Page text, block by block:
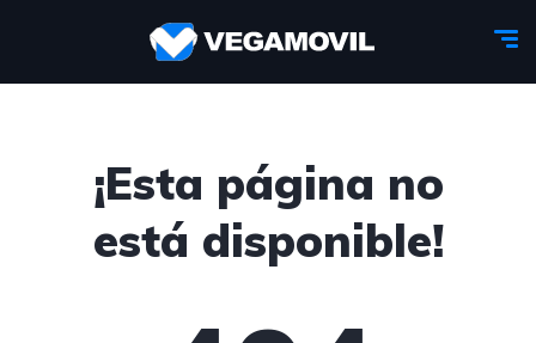
¡Esta página no
está disponible!